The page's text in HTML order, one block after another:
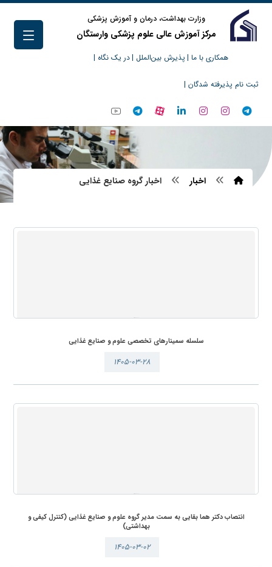
وزارت بهداشت، درمان و آموزش پزشکی
مرکز آموزش عالی علوم پزشکی وارستگان
همکاری با ما | پذیرش بین‌الملل |در یک نگاه |
ثبت نام پذیرفته شدگان |
اخبار اخبار گروه صنایع غذایی
سلسله سمینارهای تخصصی علوم و صنایع غذایی
۱۴۰۵-۰۳-۲۸
انتصاب دکتر هما بقایی به سمت مدیر گروه علوم و صنایع غذایی (کنترل کیفی و
بهداشتی)
۱۴۰۵-۰۳-۰۲